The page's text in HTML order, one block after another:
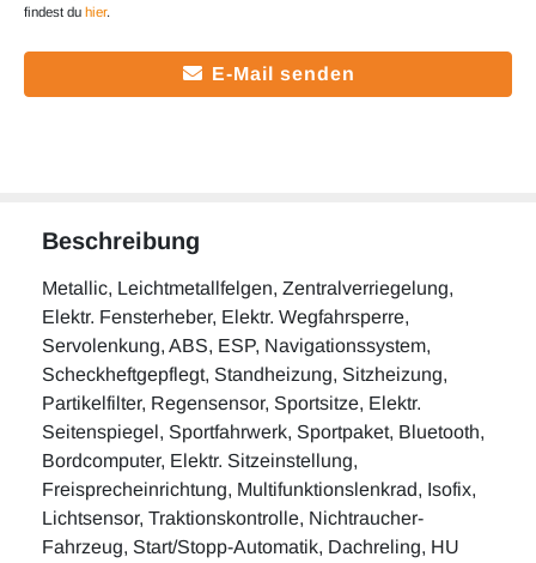
findest du hier.
E-Mail senden
Beschreibung
Metallic, Leichtmetallfelgen, Zentralverriegelung,
Elektr. Fensterheber, Elektr. Wegfahrsperre,
Servolenkung, ABS, ESP, Navigationssystem,
Scheckheftgepflegt, Standheizung, Sitzheizung,
Partikelfilter, Regensensor, Sportsitze, Elektr.
Seitenspiegel, Sportfahrwerk, Sportpaket, Bluetooth,
Bordcomputer, Elektr. Sitzeinstellung,
Freisprecheinrichtung, Multifunktionslenkrad, Isofix,
Lichtsensor, Traktionskontrolle, Nichtraucher-
Fahrzeug, Start/Stopp-Automatik, Dachreling, HU